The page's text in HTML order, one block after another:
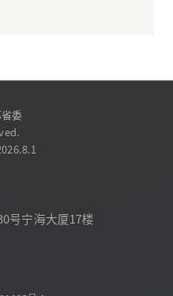
委
号宁海大厦17楼